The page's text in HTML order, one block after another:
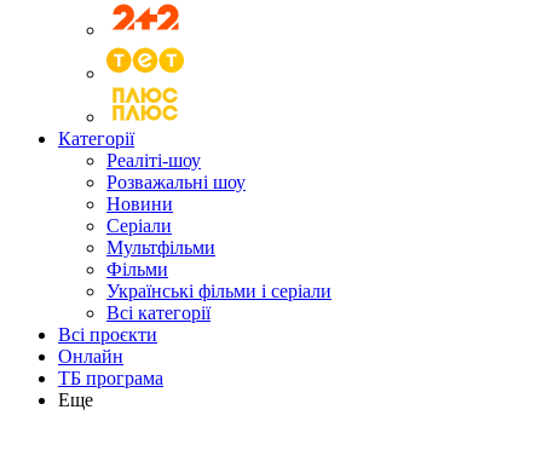
Категорії
Реаліті-шоу
Розважальні шоу
Новини
Серіали
Мультфільми
Фільми
Українські фільми і серіали
Всі категорії
Всі проєкти
Онлайн
ТБ програма
Еще